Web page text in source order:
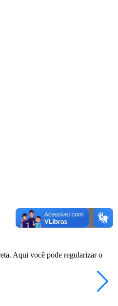
Aqui você pode regularizar o